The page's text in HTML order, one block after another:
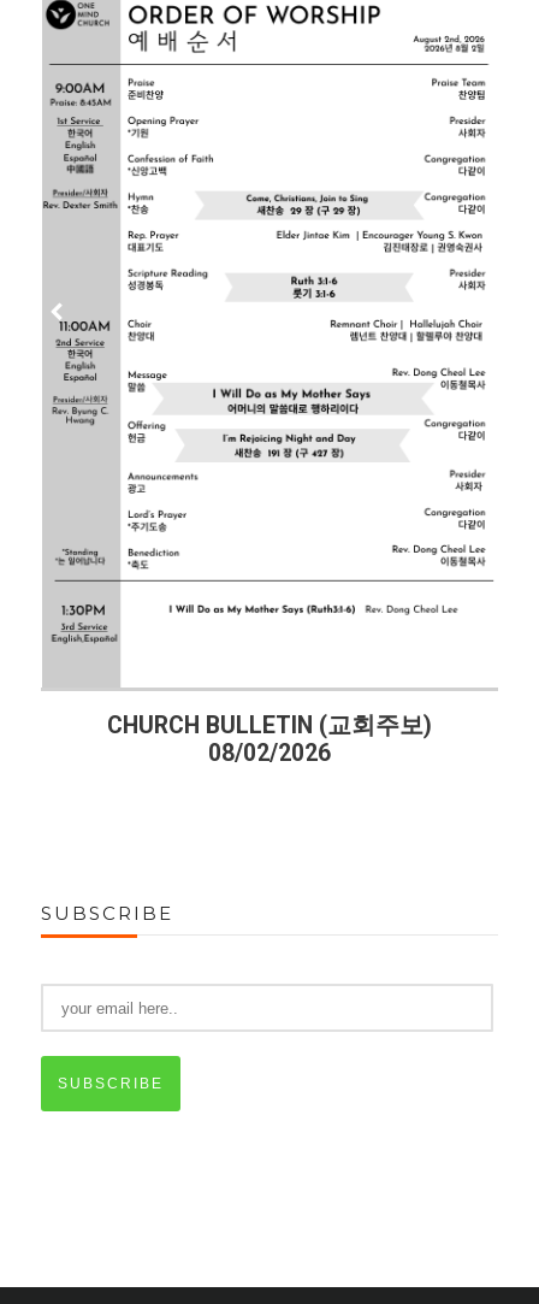
CHURCH BULLETIN (교회주보)
08/02/2026
SUBSCRIBE
SUBSCRIBE